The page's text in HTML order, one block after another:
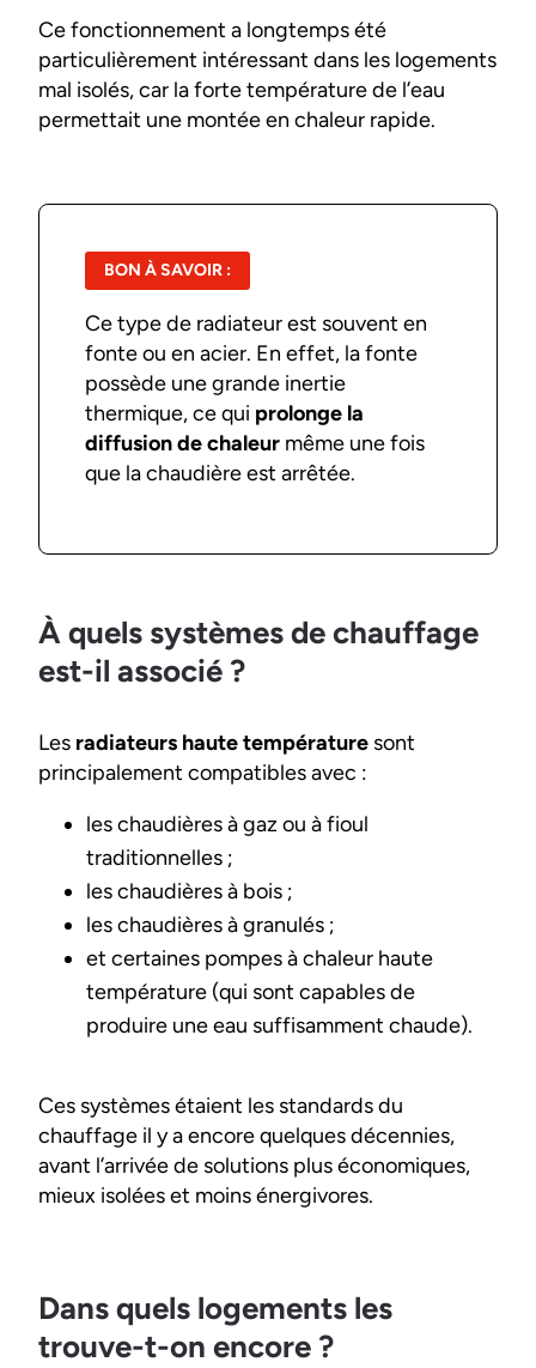
Ce fonctionnement a longtemps été
particulièrement intéressant dans les logements
mal isolés, car la forte température de l’eau
permettait une montée en chaleur rapide.
BON À SAVOIR :
Ce type de radiateur est souvent en
fonte ou en acier. En effet, la fonte
possède une grande inertie
thermique, ce qui prolonge la
diffusion de chaleur même une fois
que la chaudière est arrêtée.
À quels systèmes de chauffage
est-il associé ?
Les radiateurs haute température sont
principalement compatibles avec :
les chaudières à gaz ou à fioul
traditionnelles ;
les chaudières à bois ;
les chaudières à granulés ;
et certaines pompes à chaleur haute
température (qui sont capables de
produire une eau suffisamment chaude).
Ces systèmes étaient les standards du
chauffage il y a encore quelques décennies,
avant l’arrivée de solutions plus économiques,
mieux isolées et moins énergivores.
Dans quels logements les
trouve-t-on encore ?